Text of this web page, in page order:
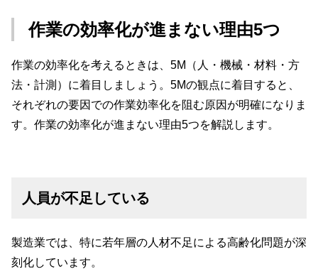
作業の効率化が進まない理由5つ
作業の効率化を考えるときは、5M（人・機械・材料・方
法・計測）に着目しましょう。5Mの観点に着目すると、
それぞれの要因での作業効率化を阻む原因が明確になりま
す。作業の効率化が進まない理由5つを解説します。
人員が不足している
製造業では、特に若年層の人材不足による高齢化問題が深
刻化しています。